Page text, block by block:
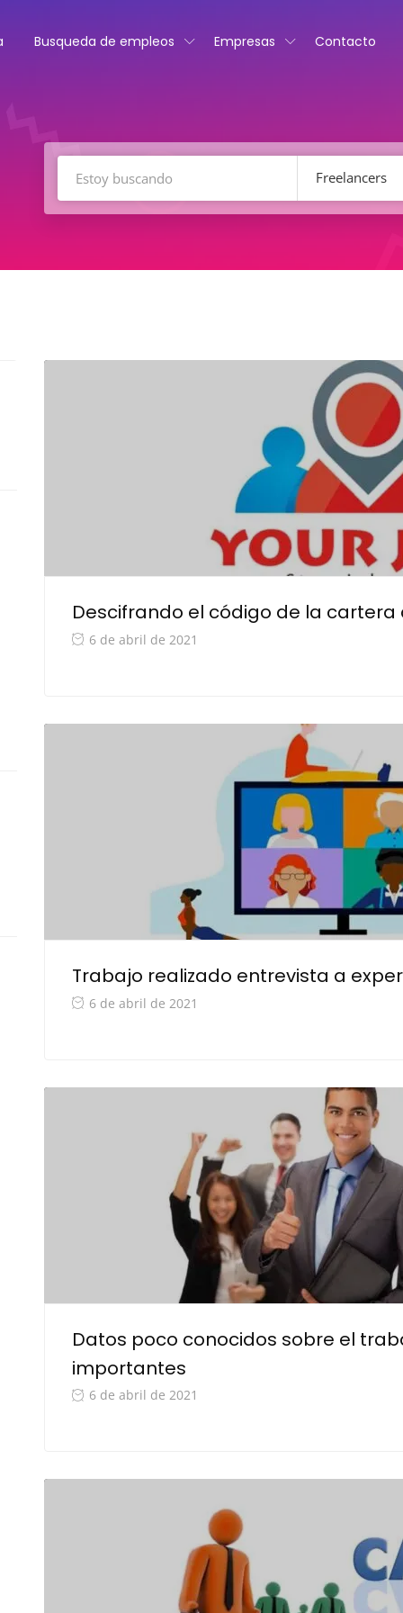
Busqueda de empleos Empresas Contacto
Freelancers
Descifrando el código de la cartera
6 de abril de 2021
Trabajo realizado entrevista a
6 de abril de 2021
Datos poco conocidos sobre el
importantes
6 de abril de 2021